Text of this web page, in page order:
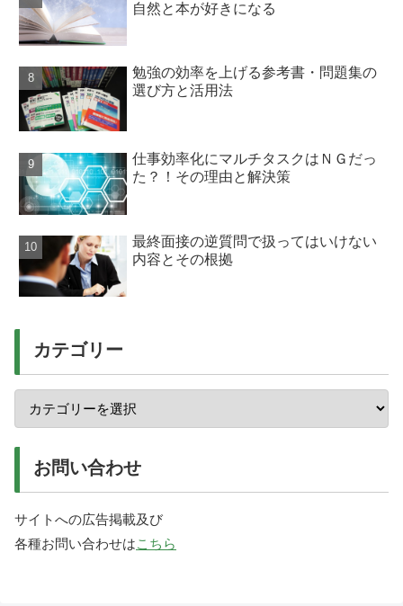
自然と本が好きになる
勉強の効率を上げる参考書・問題集の
選び方と活用法
仕事効率化にマルチタスクはＮＧだっ
た？！その理由と解決策
最終面接の逆質問で扱ってはいけない
内容とその根拠
カテゴリー
お問い合わせ
サイトへの広告掲載及び
各種お問い合わせはこちら